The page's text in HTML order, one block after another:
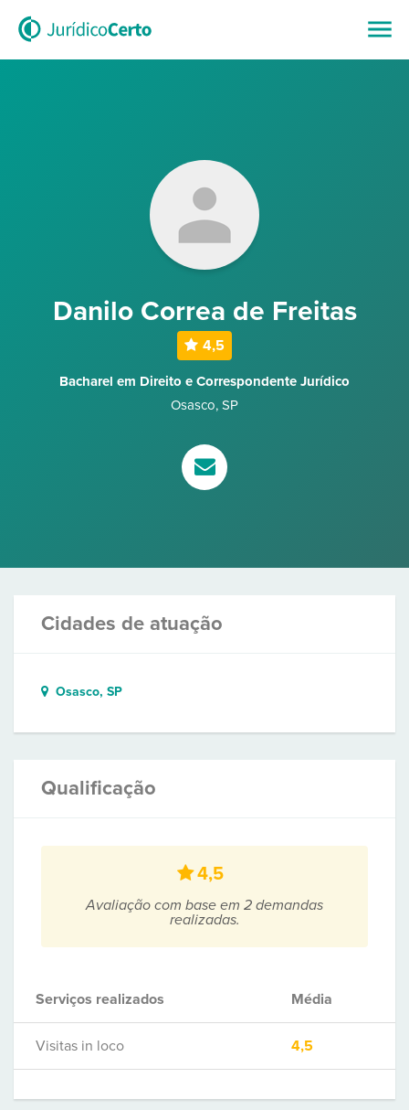
Danilo Correa de Freitas
4,5
Bacharel em Direito e Correspondente Jurídico
Osasco, SP
Cidades de atuação
Osasco, SP
Qualificação
4,5
Avaliação com base em 2 demandas
realizadas.
Serviços realizados Média
Visitas in loco 4,5